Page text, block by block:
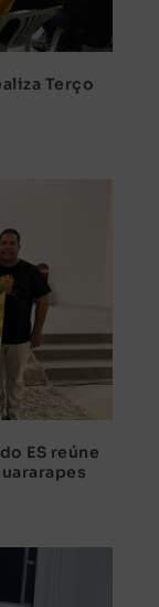
Terço
ES reúne